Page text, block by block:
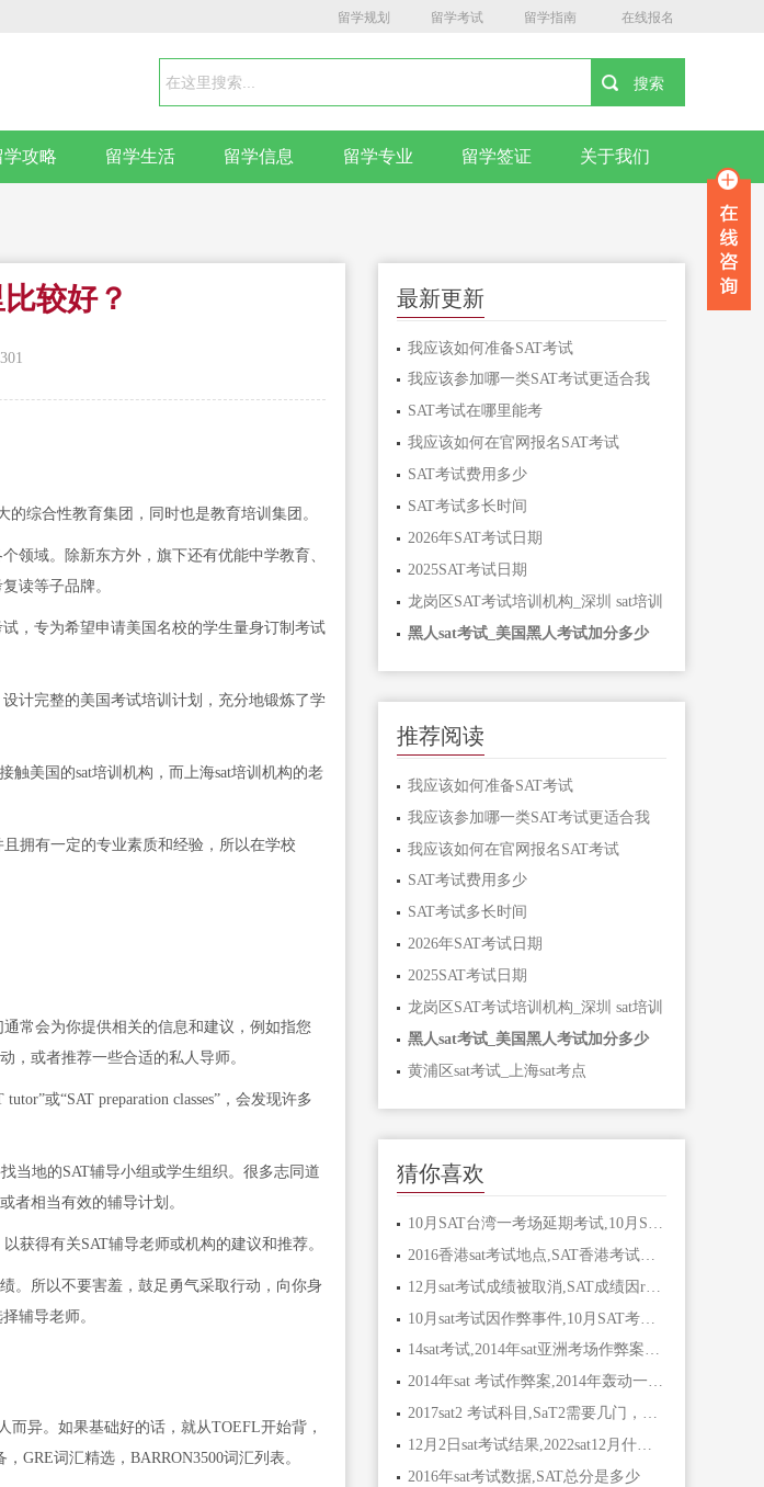
留学规划 留学考试 留学指南 在线报名
学攻略 留学生活 留学信息 留学专业 留学签证 关于我们
较好？
301
综合性教育集团，同时也是教育培训集团。
领域。除新东方外，旗下还有优能中学教育、
读等子品牌。
，专为希望申请美国名校的学生量身订制考试
计完整的美国考试培训计划，充分地锻炼了学
触美国的sat培训机构，而上海sat培训机构的老
拥有一定的专业素质和经验，所以在学校
常会为你提供相关的信息和建议，例如指您
，或者推荐一些合适的私人导师。
或“SAT preparation classes”，会发现许多
当地的SAT辅导小组或学生组织。很多志同道
者相当有效的辅导计划。
获得有关SAT辅导老师或机构的建议和推荐。
。所以不要害羞，鼓足勇气采取行动，向你身
辅导老师。
异。如果基础好的话，就从TOEFL开始背，
GRE词汇精选，BARRON3500词汇列表。
最新更新
我应该如何准备SAT考试
我应该参加哪一类SAT考试更适合我
SAT考试在哪里能考
我应该如何在官网报名SAT考试
SAT考试费用多少
SAT考试多长时间
2026年SAT考试日期
2025SAT考试日期
龙岗区SAT考试培训机构_深圳 sat培训
黑人sat考试_美国黑人考试加分多少
推荐阅读
我应该如何准备SAT考试
我应该参加哪一类SAT考试更适合我
我应该如何在官网报名SAT考试
SAT考试费用多少
SAT考试多长时间
2026年SAT考试日期
2025SAT考试日期
龙岗区SAT考试培训机构_深圳 sat培训
黑人sat考试_美国黑人考试加分多少
黄浦区sat考试_上海sat考点
猜你喜欢
2016香港sat考试地点,SAT香港考试地点有哪些
12月sat考试成绩被取消,SAT成绩因report最后被取消，下一次的会有影响吗
10月sat考试因作弊事件,10月SAT考试成绩大面积延迟
14sat考试,2014年sat亚洲考场作弊案抓到人了吗
2014年sat 考试作弊案,2014年轰动一时的亚洲考场作弊案是什么
2017sat2 考试科目,SaT2需要几门，数学一和二
12月2日sat考试结果,2022sat12月什么时候出成绩
2016年sat考试数据,SAT总分是多少